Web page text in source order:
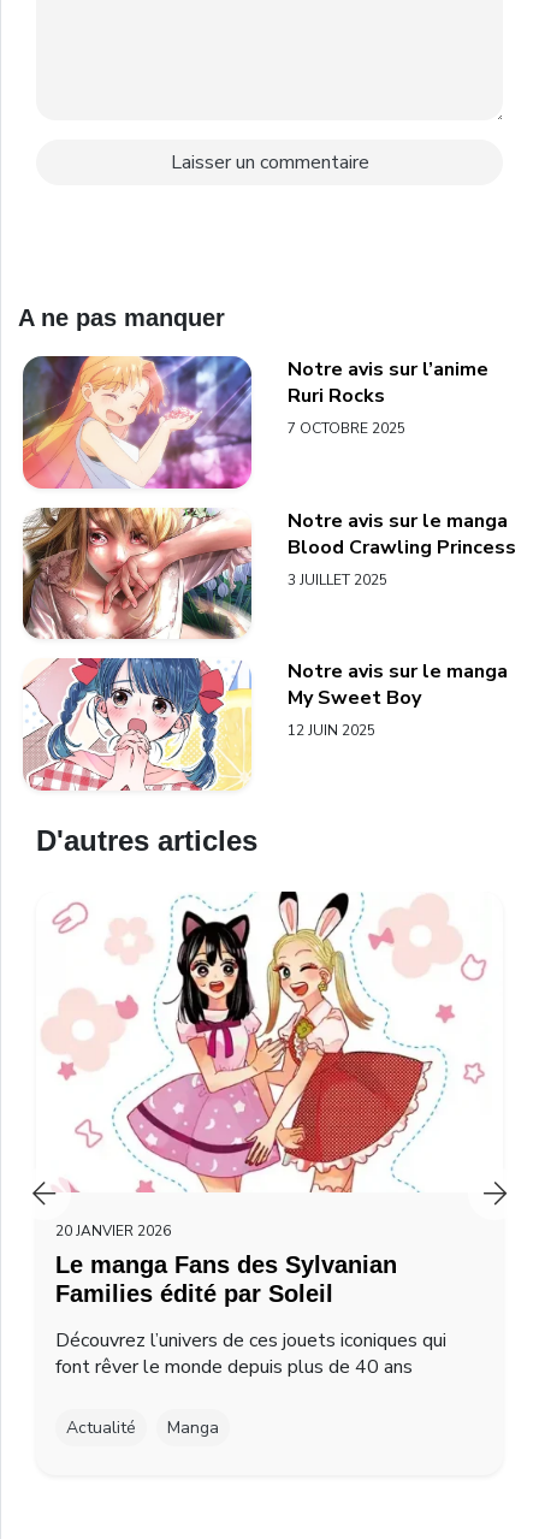
A ne pas manquer
Notre avis sur l’anime
Ruri Rocks
7 OCTOBRE 2025
Notre avis sur le manga
Blood Crawling Princess
3 JUILLET 2025
Notre avis sur le manga
My Sweet Boy
12 JUIN 2025
D'autres articles
20 JANVIER 2026
Le manga Fans des Sylvanian
Families édité par Soleil
Découvrez l’univers de ces jouets iconiques qui
font rêver le monde depuis plus de 40 ans
Actualité Manga